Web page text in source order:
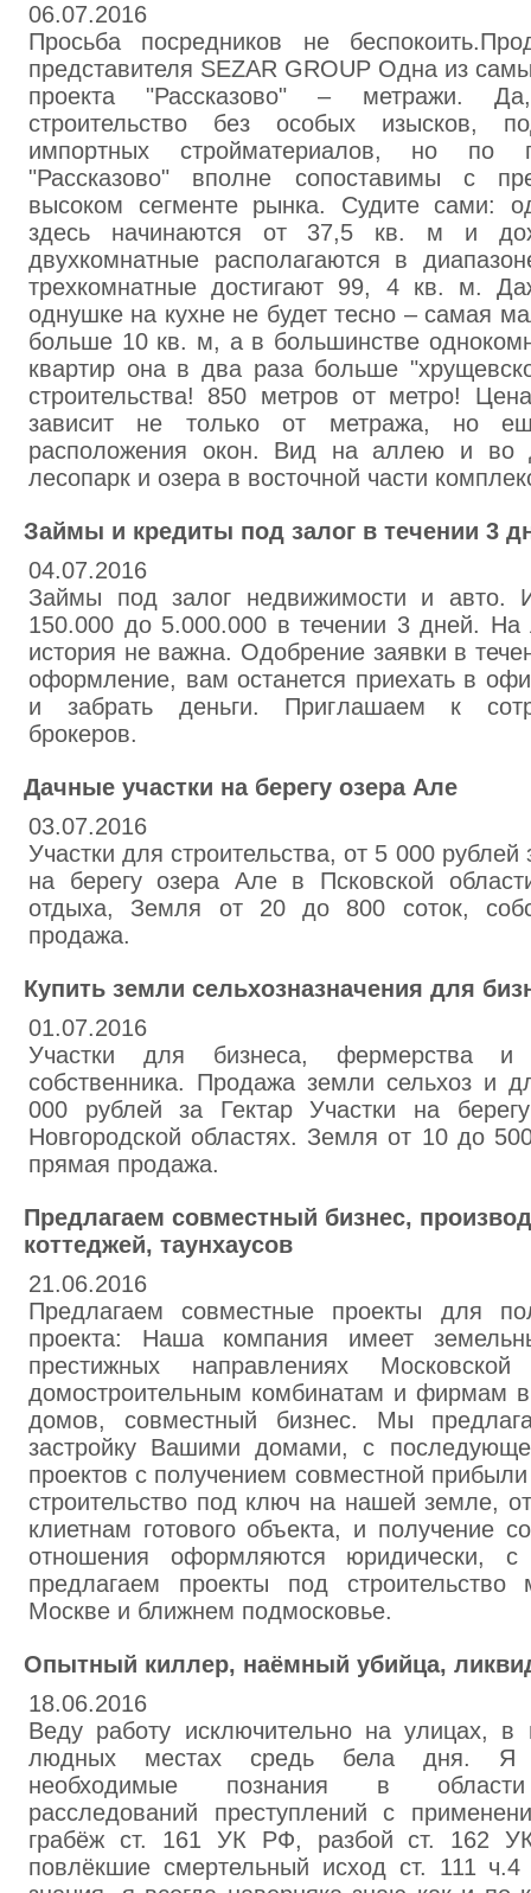
06.07.2016
Просьба посредников не
представителя SEZAR GROUP Одна из
проекта "Рассказово" – метражи.
строительство без особых изысков,
импортных стройматериалов, но по
"Рассказово" вполне сопоставимы с
высоком сегменте рынка. Судите сами:
здесь начинаются от 37,5 кв. м и
двухкомнатные располагаются в
трехкомнатные достигают 99, 4 кв. м.
однушке на кухне не будет тесно – самая
больше 10 кв. м, а в большинстве
квартир она в два раза больше
строительства! 850 метров от метро!
зависит не только от метража, но
расположения окон. Вид на аллею и
лесопарк и озера в восточной части
Займы и кредиты под залог в течении 3
04.07.2016
Займы под залог недвижимости и авто.
150.000 до 5.000.000 в течении 3 дней.
история не важна. Одобрение заявки в
оформление, вам останется приехать в
и забрать деньги. Приглашаем к
брокеров.
Дачные участки на берегу озера Але
03.07.2016
Участки для строительства, от 5 000 рублей
на берегу озера Але в Псковской
отдыха, Земля от 20 до 800 соток,
продажа.
Купить земли сельхозназначения для
01.07.2016
Участки для бизнеса, фермерства и
собственника. Продажа земли сельхоз и
000 рублей за Гектар Участки на
Новгородской областях. Земля от 10 до
прямая продажа.
Предлагаем совместный бизнес,
коттеджей, таунхаусов
21.06.2016
Предлагаем совместные проекты для
проекта: Наша компания имеет
престижных направлениях
домостроительным комбинатам и фирмам
домов, совместный бизнес. Мы
застройку Вашими домами, с
проектов с получением совместной
строительство под ключ на нашей земле,
клиетнам готового объекта, и получение
отношения оформляются юридически, с
предлагаем проекты под
Москве и ближнем подмосковье.
Опытный киллер, наёмный убийца,
18.06.2016
Веду работу исключительно на улицах,
людных местах средь бела дня. Я
необходимые познания в области
расследований преступлений с
грабёж ст. 161 УК РФ, разбой ст. 162
повлёкшие смертельный исход ст. 111